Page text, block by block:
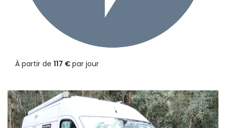
À partir de 117 €par jour